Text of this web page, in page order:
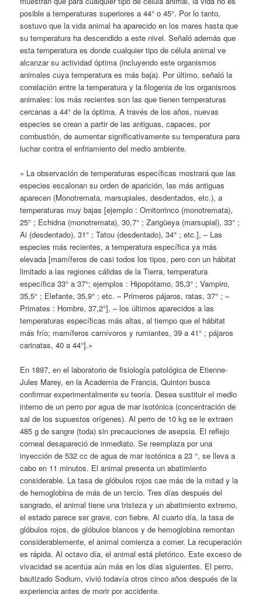
posible a temperaturas superiores a 44° o 45°. Por lo tanto,
sostuvo que la vida animal ha aparecido en los mares hasta que
su temperatura ha descendido a este nivel. Señaló además que
esta temperatura es donde cualquier tipo de célula animal ve
alcanzar su actividad óptima (incluyendo este organismos
animales cuya temperatura es más baja). Por último, señaló la
correlación entre la temperatura y la filogenia de los organismos
animales: los más recientes son las que tienen temperaturas
cercanas a 44° de la óptima. A través de los años, nuevas
especies se crean a partir de las antiguas, capaces, por
combustión, de aumentar significativamente su temperatura para
luchar contra el enfriamiento del medio ambiente.
« La observación de temperaturas específicas mostrará que las
especies escalonan su orden de aparición, las más antiguas
aparecen (Monotremata, marsupiales, desdentados, etc.), a
temperaturas muy bajas [ejemplo : Ornitorrinco (monotremata),
25° ; Echidna (monotremata), 30,7° ; Zarigüeya (marsupial), 33° ;
Ai (desdentado), 31° ; Tatou (desdentado), 34° ; etc.], – Las
especies más recientes, a temperatura específica ya más
elevada [mamíferos de casi todos los tipos, pero con un hábitat
limitado a las regiones cálidas de la Tierra, temperatura
específica 33° a 37°; ejemplos : Hipopótamo, 35,3° ; Vampiro,
35,5° ; Elefante, 35,9° ; etc. – Primeros pájaros, ratas, 37° ; –
Primates : Hombre, 37,2°], – los últimos aparecidos a las
temperaturas específicas más altas, al tiempo que el hábitat
más frío; mamíferos carnívoros y rumiantes, 39 a 41° ; pájaros
carinatas, 40 a 44°].»
En 1897, en el laboratorio de fisiología patológica de Etienne-
Jules Marey, en la Academia de Francia, Quinton busca
confirmar experimentalmente su teoría. Desea sustituir el medio
interno de un perro por agua de mar isotónica (concentración de
sal de los supuestos orígenes). Al perro de 10 kg se le extraen
485 g de sangre (toda) sin precauciones de asepsia. El reflejo
corneal desapareció de inmediato. Se reemplaza por una
inyección de 532 cc de agua de mar isotónica a 23 °, se lleva a
cabo en 11 minutos. El animal presenta un abatimiento
considerable. La tasa de glóbulos rojos cae más de la mitad y la
de hemoglobina de más de un tercio. Tres días después del
sangrado, el animal tiene una tristeza y un abatimiento extremo,
el estado parece ser grave, con fiebre. Al cuarto día, la tasa de
glóbulos rojos, de glóbulos blancos y de hemoglobina remontan
considerablemente, el animal comienza a comer. La recuperación
es rápida. Al octavo día, el animal está pletórico. Este exceso de
vivacidad se acentúa aún más en los días siguientes. El perro,
bautizado Sodium, vivió todavía otros cinco años después de la
experiencia antes de morir por accidente.